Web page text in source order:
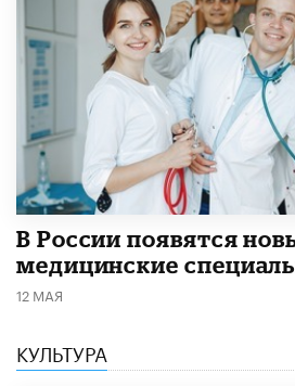
В России появятся
медицинские
12 МАЯ
КУЛЬТУРА